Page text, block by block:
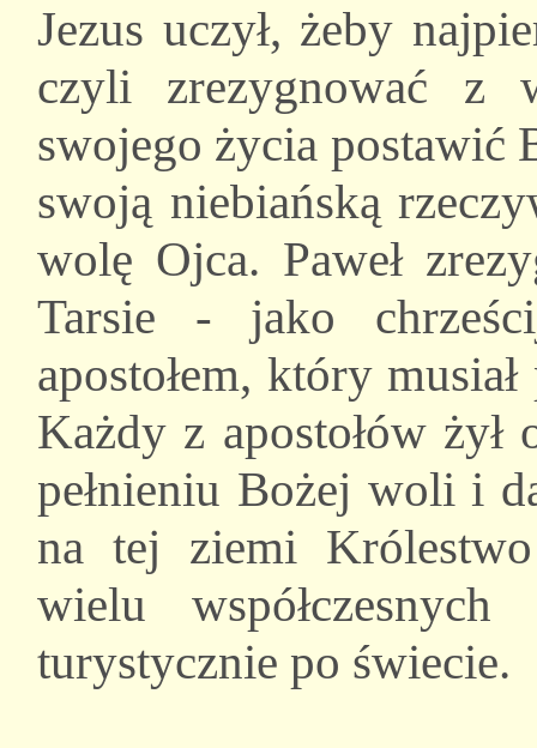
Jezus uczył, żeby
czyli zrezygnować z
swojego życia postawić
swoją niebiańską
wolę Ojca. Paweł
Tarsie - jako
apostołem, który
Każdy z apostołów
pełnieniu Bożej woli i
na tej ziemi
wielu
turystycznie po świecie.